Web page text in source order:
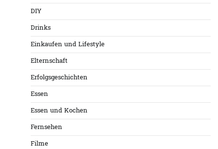
DIY
Drinks
Einkaufen und Lifestyle
Elternschaft
Erfolgsgeschichten
Essen
Essen und Kochen
Fernsehen
Filme